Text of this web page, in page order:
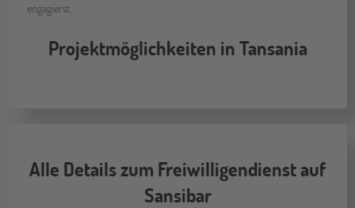
engagierst.
Projektmöglichkeiten in Tansania
Alle Details zum Freiwilligendienst auf
Sansibar